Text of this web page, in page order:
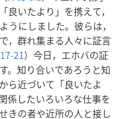
いたより」を携えて，
うにしました。彼らは，
，群れ集まる人々に証言
21）今日，エホバの証
。知り合いであろうと知
ら近づいて「良いたよ
係したいろいろな仕事を
きの者や近所の人と接し